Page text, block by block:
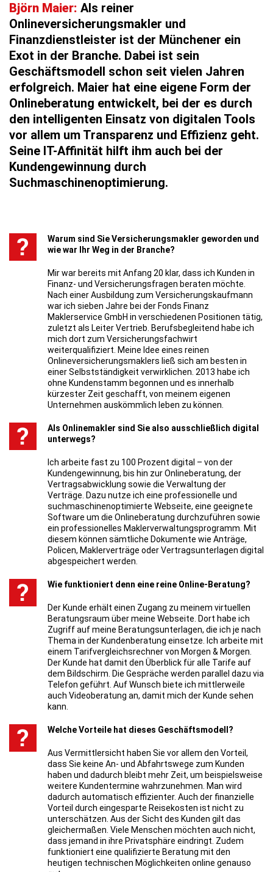
Björn Maier: Als reiner
Onlineversicherungsmakler und
Finanzdienstleister ist der Münchener ein
Exot in der Branche. Dabei ist sein
Geschäftsmodell schon seit vielen Jahren
erfolgreich. Maier hat eine eigene Form der
Onlineberatung entwickelt, bei der es durch
den intelligenten Einsatz von digitalen Tools
vor allem um Transparenz und Effizienz geht.
Seine IT-Affinität hilft ihm auch bei der
Kundengewinnung durch
Suchmaschinenoptimierung.
Warum sind Sie Versicherungsmakler geworden und
wie war Ihr Weg in der Branche?
Mir war bereits mit Anfang 20 klar, dass ich Kunden in
Finanz- und Versicherungsfragen beraten möchte.
Nach einer Ausbildung zum Versicherungskaufmann
war ich sieben Jahre bei der Fonds Finanz
Maklerservice GmbH in verschiedenen Positionen tätig,
zuletzt als Leiter Vertrieb. Berufsbegleitend habe ich
mich dort zum Versicherungsfachwirt
weiterqualifiziert. Meine Idee eines reinen
Onlineversicherungsmaklers ließ sich am besten in
einer Selbstständigkeit verwirklichen. 2013 habe ich
ohne Kundenstamm begonnen und es innerhalb
kürzester Zeit geschafft, von meinem eigenen
Unternehmen auskömmlich leben zu können.
Als Onlinemakler sind Sie also ausschließlich digital
unterwegs?
Ich arbeite fast zu 100 Prozent digital – von der
Kundengewinnung, bis hin zur Onlineberatung, der
Vertragsabwicklung sowie die Verwaltung der
Verträge. Dazu nutze ich eine professionelle und
suchmaschinenoptimierte Webseite, eine geeignete
Software um die Onlineberatung durchzuführen sowie
ein professionelles Maklerverwaltungsprogramm. Mit
diesem können sämtliche Dokumente wie Anträge,
Policen, Maklerverträge oder Vertragsunterlagen digital
abgespeichert werden.
Wie funktioniert denn eine reine Online-Beratung?
Der Kunde erhält einen Zugang zu meinem virtuellen
Beratungsraum über meine Webseite. Dort habe ich
Zugriff auf meine Beratungsunterlagen, die ich je nach
Thema in der Kundenberatung einsetze. Ich arbeite mit
einem Tarifvergleichsrechner von Morgen & Morgen.
Der Kunde hat damit den Überblick für alle Tarife auf
dem Bildschirm. Die Gespräche werden parallel dazu via
Telefon geführt. Auf Wunsch biete ich mittlerweile
auch Videoberatung an, damit mich der Kunde sehen
kann.
Welche Vorteile hat dieses Geschäftsmodell?
Aus Vermittlersicht haben Sie vor allem den Vorteil,
dass Sie keine An- und Abfahrtswege zum Kunden
haben und dadurch bleibt mehr Zeit, um beispielsweise
weitere Kundentermine wahrzunehmen. Man wird
dadurch automatisch effizienter. Auch der finanzielle
Vorteil durch eingesparte Reisekosten ist nicht zu
unterschätzen. Aus der Sicht des Kunden gilt das
gleichermaßen. Viele Menschen möchten auch nicht,
dass jemand in ihre Privatsphäre eindringt. Zudem
funktioniert eine qualifizierte Beratung mit den
heutigen technischen Möglichkeiten online genauso